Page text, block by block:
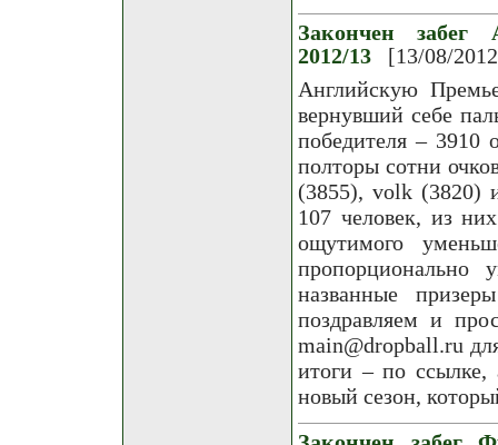
Закончен забег
2012/13
[13/08/
Английскую
вернувший себе
победителя – 3910
полторы сотни
(3855), volk (3820)
107 человек, из
ощутимого
пропорционально
названные
поздравляем и
main@dropball.ru
итоги – по ссылке,
новый сезон,